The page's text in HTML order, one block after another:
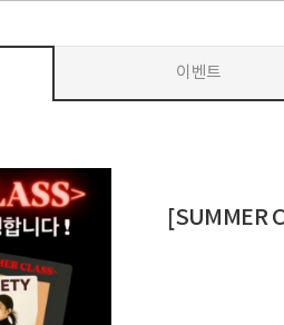
이벤트
[SUMMER